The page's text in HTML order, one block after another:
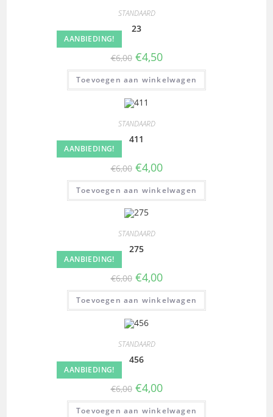
AANBIEDING!
STANDAARD
23
€6,00 €4,50
Toevoegen aan winkelwagen
AANBIEDING!
STANDAARD
411
€6,00 €4,00
Toevoegen aan winkelwagen
AANBIEDING!
STANDAARD
275
€6,00 €4,00
Toevoegen aan winkelwagen
AANBIEDING!
STANDAARD
456
€6,00 €4,00
Toevoegen aan winkelwagen